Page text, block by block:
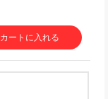
カートに入れる